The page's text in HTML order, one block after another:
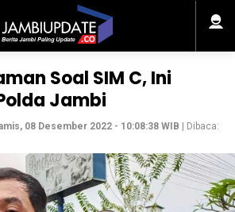
Soal SIM C, Ini
Jambi
08 Desember 2022 - 10:08:38 WIB | Dibaca: